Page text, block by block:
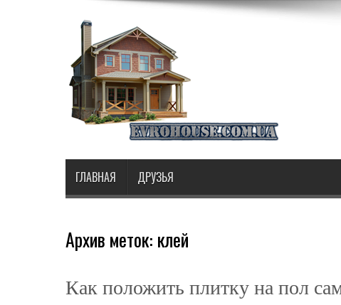
ГЛАВНАЯ ДРУЗЬЯ
Архив меток: клей
Как положить плитку на пол